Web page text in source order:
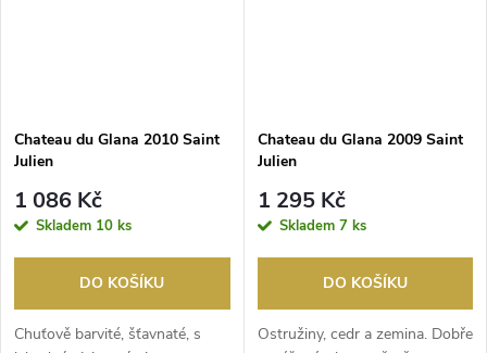
Chateau du Glana 2010 Saint
Julien
1 086 Kč
Skladem 10 ks
DO KOŠÍKU
Chuťově barvité, šťavnaté, s
Chateau du Glana 2009 Saint
Julien
1 295 Kč
Skladem 7 ks
DO KOŠÍKU
Ostružiny, cedr a zemina. Dobře